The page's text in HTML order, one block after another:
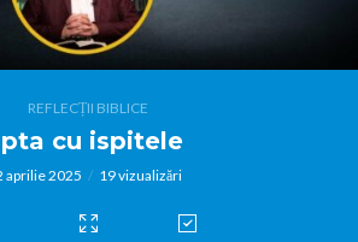
REFLECȚII BIBLICE
cu ispitele
aprilie 2025 19 vizualizări